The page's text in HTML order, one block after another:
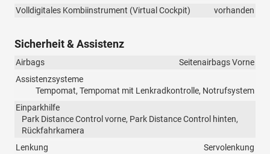
Volldigitales Kombiinstrument (Virtual Cockpit)
vorhanden
Sicherheit & Assistenz
Airbags
Seitenairbags Vorne
Assistenzsysteme
Tempomat, Tempomat mit Lenkradkontrolle, Notrufsystem
Einparkhilfe
Park Distance Control vorne, Park Distance Control hinten,
Rückfahrkamera
Lenkung
Servolenkung